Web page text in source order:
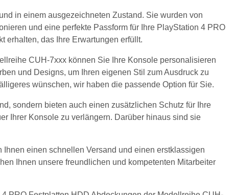
in einem ausgezeichneten Zustand. Sie wurden von
und eine perfekte Passform für Ihre PlayStation 4 PRO
erhalten, das Ihre Erwartungen erfüllt.
CUH-7xxx können Sie Ihre Konsole personalisieren
und Designs, um Ihren eigenen Stil zum Ausdruck zu
wünschen, wir haben die passende Option für Sie.
sondern bieten auch einen zusätzlichen Schutz für Ihre
Ihrer Konsole zu verlängern. Darüber hinaus sind sie
einen schnellen Versand und einen erstklassigen
Ihnen unsere freundlichen und kompetenten Mitarbeiter